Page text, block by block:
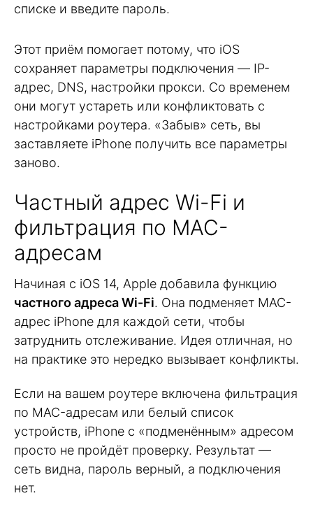
списке и введите пароль.
Этот приём помогает потому, что iOS
сохраняет параметры подключения — IP-
адрес, DNS, настройки прокси. Со временем
они могут устареть или конфликтовать с
настройками роутера. «Забыв» сеть, вы
заставляете iPhone получить все параметры
заново.
Частный адрес Wi-Fi и
фильтрация по MAC-
адресам
Начиная с iOS 14, Apple добавила функцию
частного адреса Wi-Fi. Она подменяет MAC-
адрес iPhone для каждой сети, чтобы
затруднить отслеживание. Идея отличная, но
на практике это нередко вызывает конфликты.
Если на вашем роутере включена фильтрация
по MAC-адресам или белый список
устройств, iPhone с «подменённым» адресом
просто не пройдёт проверку. Результат —
сеть видна, пароль верный, а подключения
нет.